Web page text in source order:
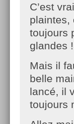
C’est
plaintes,
toujours
glandes !
Mais il
belle
lancé, il
toujours